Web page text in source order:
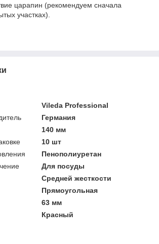
царапин (рекомендуем сначала
участках).
Vileda Professional
Германия
140 мм
10 шт
Пенополиуретан
Для посуды
Средней жесткости
Прямоугольная
63 мм
Красный